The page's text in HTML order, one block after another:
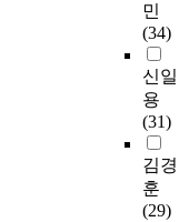
민
(34)
신일
용
(31)
김경
훈
(29)